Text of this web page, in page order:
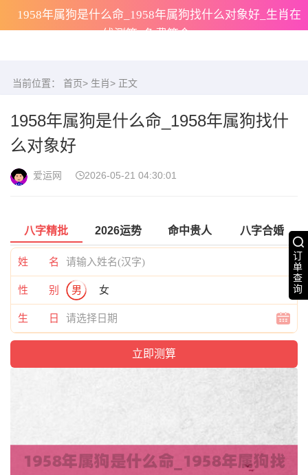
1958年属狗是什么命_1958年属狗找什么对象好_生肖在
线测算_免费算命
订
单
查
询
当前位置： 首页> 生肖> 正文
1958年属狗是什么命_1958年属狗找什
么对象好
爱运网 2026-05-21 04:30:01
八字精批 2026运势 命中贵人 八字合婚
姓 名
性 别 男 女
生 日